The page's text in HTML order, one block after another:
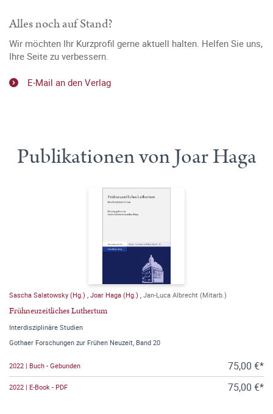
Alles noch auf Stand?
Wir möchten Ihr Kurzprofil gerne aktuell halten. Helfen Sie uns,
Ihre Seite zu verbessern.
E-Mail an den Verlag
Publikationen von Joar Haga
Sascha Salatowsky (Hg.) Joar Haga (Hg.) Jan-Luca Albrecht (Mitarb.)
Frühneuzeitliches Luthertum
Interdisziplinäre Studien
Gothaer Forschungen zur Frühen Neuzeit, Band 20
2022 | Buch - Gebunden 75,00 €*
2022 | E-Book - PDF 75,00 €*